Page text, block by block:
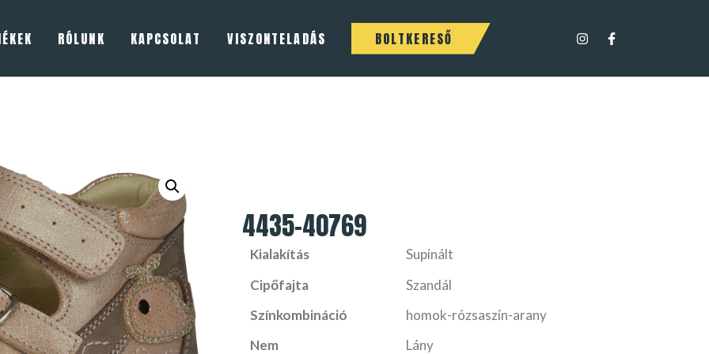
RÓLUNK KAPCSOLAT VISZONTELADÁS BOLTKERESŐ
4435-40769
Kialakítás
Supinált
Cipőfajta
Szandál
Színkombináció
homok-rózsaszín-arany
Nem
Lány